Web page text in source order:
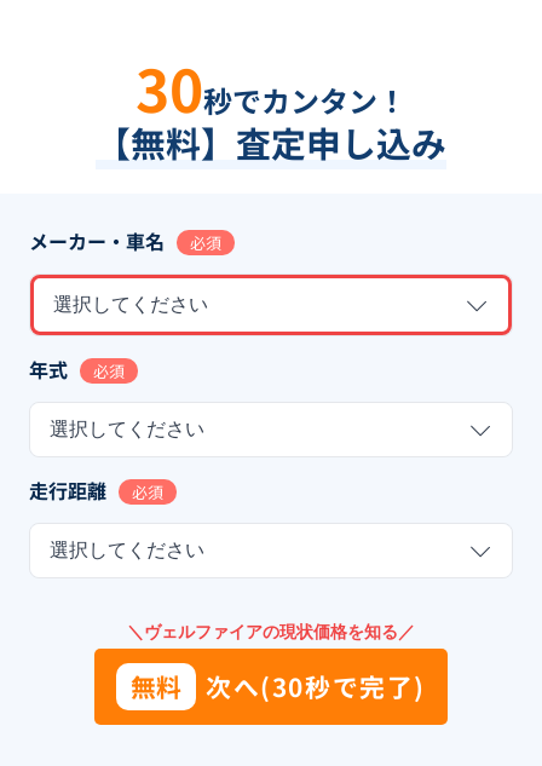
30秒でカンタン！
【無料】査定申し込み
メーカー・車名 必須
選択してください
年式 必須
選択してください
走行距離 必須
選択してください
＼ヴェルファイアの現状価格を知る／
無料 次へ(30秒で完了)